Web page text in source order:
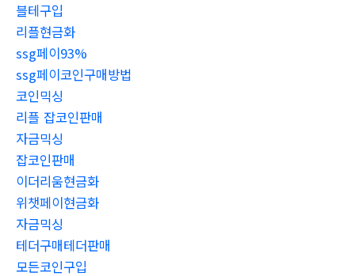
블테구입
리플현금화
ssg페이93%
ssg페이코인구매방법
코인믹싱
리플 잡코인판매
자금믹싱
잡코인판매
이더리움현금화
위챗페이현금화
자금믹싱
테더구매테더판매
모든코인구입